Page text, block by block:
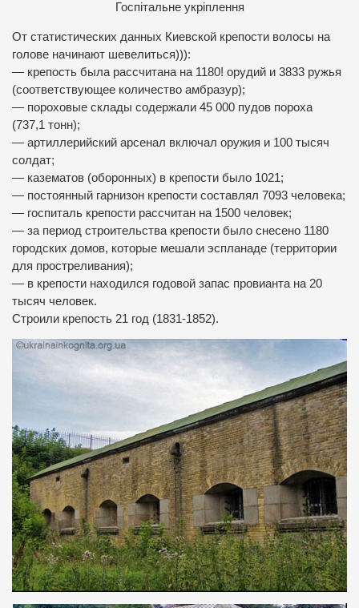
Госпітальне укріплення
От статистических данных Киевской крепости волосы на
голове начинают шевелиться))):
— крепость была рассчитана на 1180! орудий и 3833 ружья
(соответствующее количество амбразур);
— пороховые склады содержали 45 000 пудов пороха
(737,1 тонн);
— артиллерийский арсенал включал оружия и 100 тысяч
солдат;
— казематов (оборонных) в крепости было 1021;
— постоянный гарнизон крепости составлял 7093 человека;
— госпиталь крепости рассчитан на 1500 человек;
— за период строительства крепости было снесено 1180
городских домов, которые мешали эспланаде (территории
для простреливания);
— в крепости находился годовой запас провианта на 20
тысяч человек.
Строили крепость 21 год (1831-1852).